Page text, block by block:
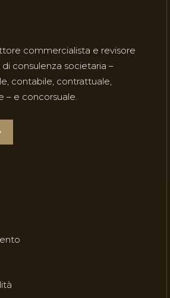
commercialista e revisore
consulenza societaria –
contabile, contrattuale,
– e concorsuale.